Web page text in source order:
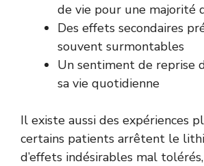
de vie pour une majorité
Des effets secondaires
souvent surmontables
Un sentiment de reprise
sa vie quotidienne
Il existe aussi des expériences
certains patients arrêtent le
d’effets indésirables mal